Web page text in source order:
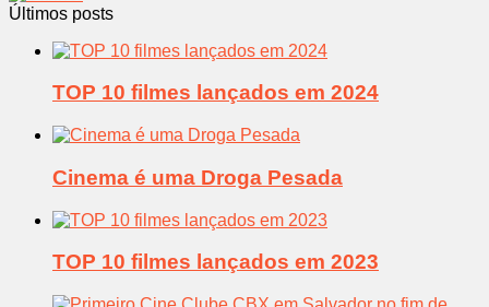
Últimos posts
TOP 10 filmes lançados em 2024
Cinema é uma Droga Pesada
TOP 10 filmes lançados em 2023